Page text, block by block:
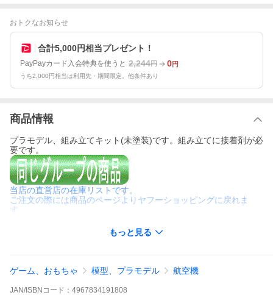
おトクなお知らせ
合計5,000円相当プレゼント！
PayPayカード入会特典を使うと 2,244円 0円
うち2,000円相当は利用先・期間限定。他条件あり
商品情報
プラモデル、組み立てキット(未塗装)です。組み立てに接着剤が必
要です。
当店の直営店の在庫リストです。
ご注文の際には商品のページよりヤフーショッピングに戻れま
す。
もっと見る
ゲーム、おもちゃ 模型、プラモデル 航空機
JAN/ISBNコード： 4967834191808